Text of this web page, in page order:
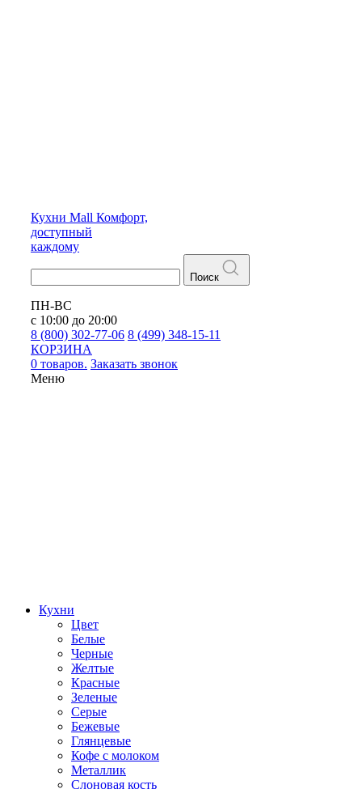
Кухни Mall Комфорт,
доступный
каждому
Поиск
ПН-ВС
с 10:00 до 20:00
8 (800) 302-77-06 8 (499) 348-15-11
КОРЗИНА
0 товаров. Заказать звонок
Меню
Кухни
Цвет
Белые
Черные
Желтые
Красные
Зеленые
Серые
Бежевые
Глянцевые
Кофе с молоком
Металлик
Слоновая кость